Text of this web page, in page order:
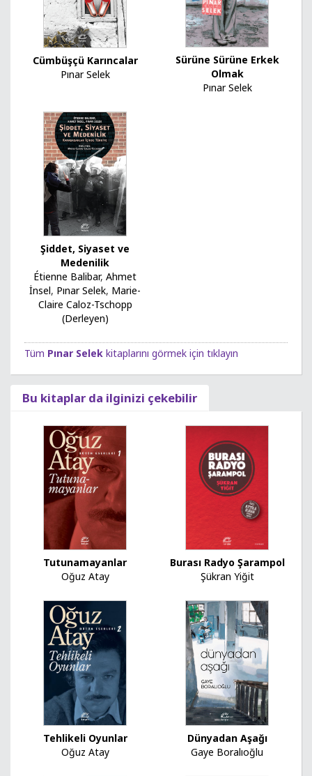
Cümbüşçü Karıncalar
Pınar Selek
Sürüne Sürüne Erkek
Olmak
Pınar Selek
Şiddet, Siyaset ve
Medenilik
Étienne Balibar, Ahmet
İnsel, Pınar Selek, Marie-
Claire Caloz-Tschopp
(Derleyen)
Tüm Pınar Selek kitaplarını görmek için tıklayın
Bu kitaplar da ilginizi çekebilir
Tutunamayanlar
Oğuz Atay
Burası Radyo Şarampol
Şükran Yiğit
Tehlikeli Oyunlar
Oğuz Atay
Dünyadan Aşağı
Gaye Boralıoğlu